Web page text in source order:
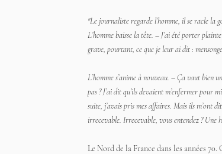
"Le journaliste regarde l’homme, il se racle la
L’homme baisse la tête. – J’ai été porter
grave, pourtant, ce que je leur ai dit :
L’homme s’anime à nouveau. – Ça vaut bien
pas ? J’ai dit qu’ils devaient m’enfermer
suite, j’avais pris mes affaires. Mais ils m’ont
irrecevable. Irrecevable, vous entendez ? Une
Le Nord de la France dans les années